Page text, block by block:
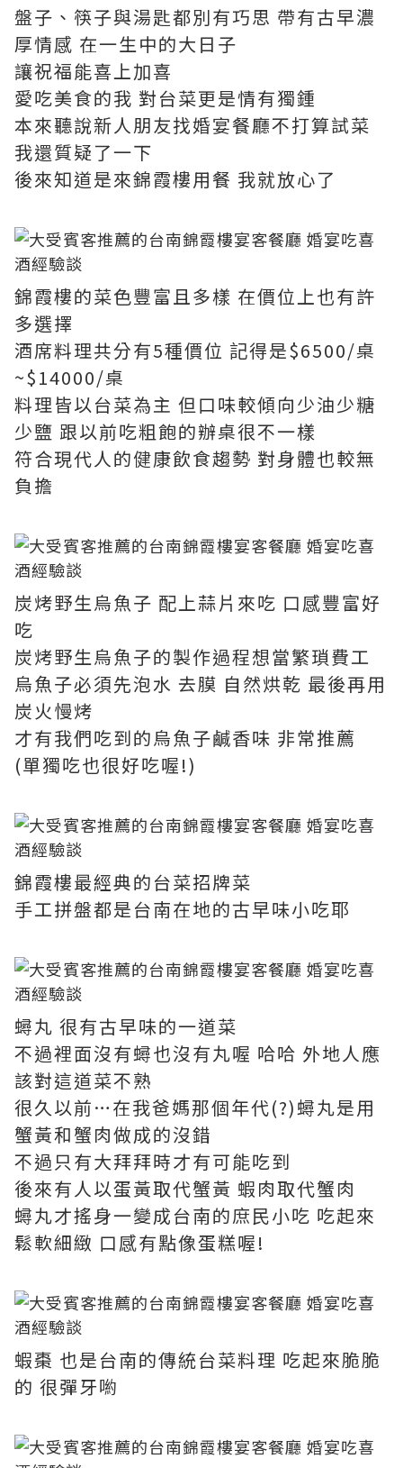
盤子、筷子與湯匙都別有巧思 帶有古早濃
厚情感 在一生中的大日子
讓祝福能喜上加喜
愛吃美食的我 對台菜更是情有獨鍾
本來聽說新人朋友找婚宴餐廳不打算試菜
我還質疑了一下
後來知道是來錦霞樓用餐 我就放心了
錦霞樓的菜色豐富且多樣 在價位上也有許
多選擇
酒席料理共分有5種價位 記得是$6500/桌
~$14000/桌
料理皆以台菜為主 但口味較傾向少油少糖
少鹽 跟以前吃粗飽的辦桌很不一樣
符合現代人的健康飲食趨勢 對身體也較無
負擔
炭烤野生烏魚子 配上蒜片來吃 口感豐富好
吃
炭烤野生烏魚子的製作過程想當繁瑣費工
烏魚子必須先泡水 去膜 自然烘乾 最後再用
炭火慢烤
才有我們吃到的烏魚子鹹香味 非常推薦
(單獨吃也很好吃喔!)
錦霞樓最經典的台菜招牌菜
手工拼盤都是台南在地的古早味小吃耶
蟳丸 很有古早味的一道菜
不過裡面沒有蟳也沒有丸喔 哈哈 外地人應
該對這道菜不熟
很久以前…在我爸媽那個年代(?)蟳丸是用
蟹黃和蟹肉做成的沒錯
不過只有大拜拜時才有可能吃到
後來有人以蛋黃取代蟹黃 蝦肉取代蟹肉
蟳丸才搖身一變成台南的庶民小吃 吃起來
鬆軟細緻 口感有點像蛋糕喔!
蝦棗 也是台南的傳統台菜料理 吃起來脆脆
的 很彈牙喲